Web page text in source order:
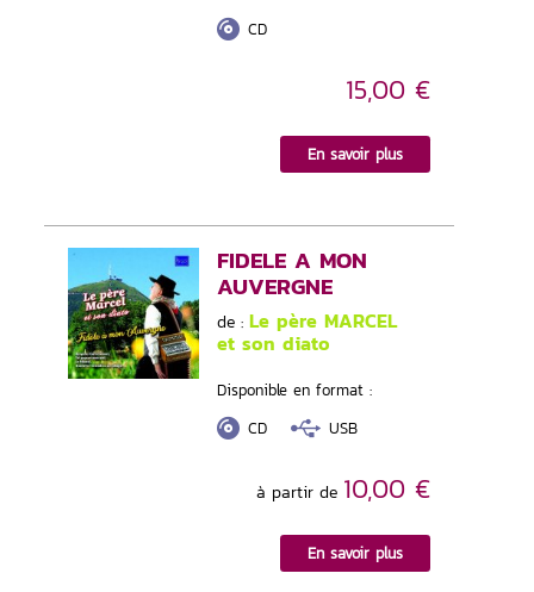
CD
15,00 €
En savoir plus
FIDELE A MON
AUVERGNE
de : Le père MARCEL
et son diato
Disponible en format :
CD
USB
à partir de 10,00 €
En savoir plus